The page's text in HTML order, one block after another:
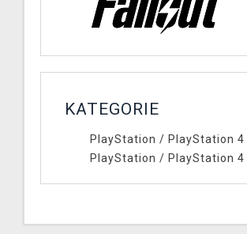
KATEGORIE
PlayStation / PlayStation 4
PlayStation / PlayStation 4